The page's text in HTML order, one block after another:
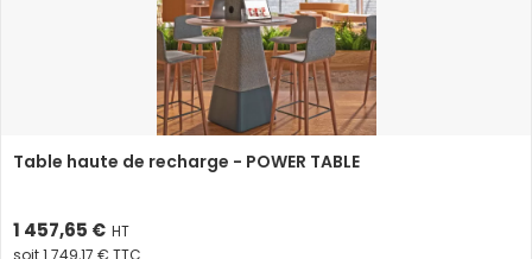
Table haute de recharge - POWER TABLE
Prix
1 457,65 € HT
soit 1 749,17 € TTC